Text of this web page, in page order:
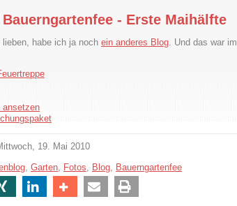
- Erste Maihälfte
habe ich ja noch ein anderes Blog. Und das war im
ansetzen
19. Mai 2010
Garten Fotos Blog Bauerngartenfee